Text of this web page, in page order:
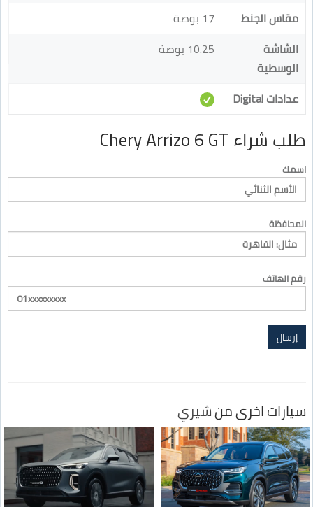
مقاس الجنط
17 بوصة
الشاشة
الوسطية
10.25 بوصة
عدادات Digital
طلب شراء Chery Arrizo 6 GT
اسمك
المحافظة
رقم الهاتف
سيارات اخرى منشيري